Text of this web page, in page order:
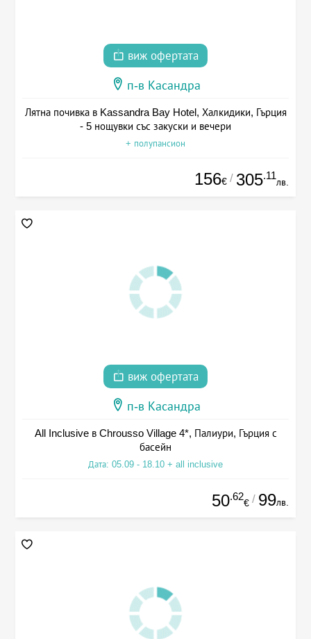
виж офертата
п-в Касандра
Лятна почивка в Kassandra Bay Hotel, Халкидики, Гърция
- 5 нощувки със закуски и вечери
+ полупансион
156€ / 305.11
лв.
виж офертата
п-в Касандра
All Inclusive в Chrousso Village 4*, Палиури, Гърция с
басейн
Дата: 05.09 - 18.10 + all inclusive
50.62
€ / 99лв.